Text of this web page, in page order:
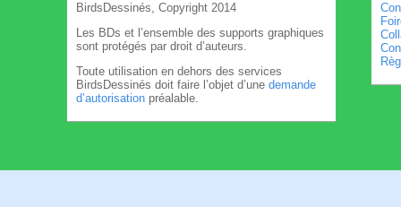
BirdsDessinés, Copyright 2014
Les BDs et l’ensemble des supports graphiques
sont protégés par droit d’auteurs.
Toute utilisation en dehors des services
BirdsDessinés doit faire l’objet d’une demande
d’autorisation préalable.